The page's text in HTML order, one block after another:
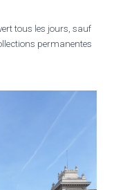
tous les jours, sauf
permanentes